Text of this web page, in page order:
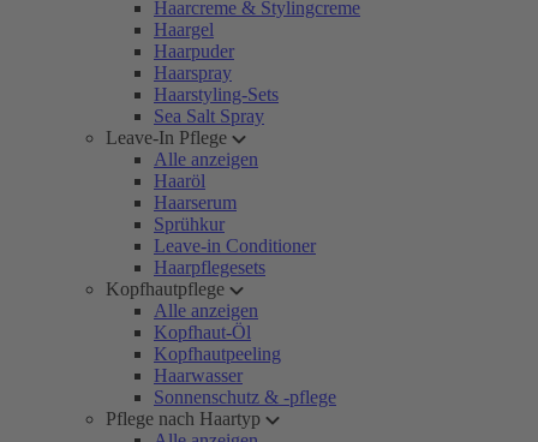
Haarcreme & Stylingcreme
Haargel
Haarpuder
Haarspray
Haarstyling-Sets
Sea Salt Spray
Leave-In Pflege
Alle anzeigen
Haaröl
Haarserum
Sprühkur
Leave-in Conditioner
Haarpflegesets
Kopfhautpflege
Alle anzeigen
Kopfhaut-Öl
Kopfhautpeeling
Haarwasser
Sonnenschutz & -pflege
Pflege nach Haartyp